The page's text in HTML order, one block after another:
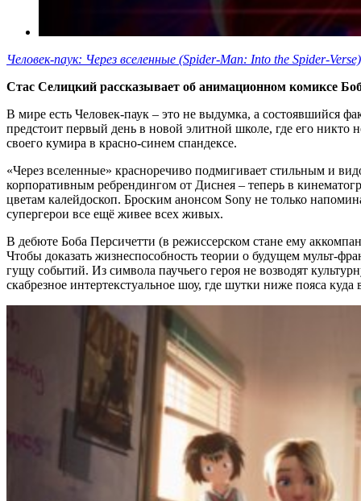
Человек-паук: Через вселенные (Spider-Man: Into the Spider-
Стас Селицкий рассказывает об анимационном комиксе
В мире есть Человек-паук – это не выдумка, а состоявшийся
предстоит первый день в новой элитной школе, где его никто
своего кумира в красно-синем спандексе.
«Через вселенные» красноречиво подмигивает стильным и
корпоративным ребрендингом от Диснея – теперь в
цветам калейдоскоп. Броским анонсом Sony не только
супергерои все ещё живее всех живых.
В дебюте Боба Персичетти (в режиссерском стане ему
Чтобы доказать жизнеспособность теории о будущем мульт-
гущу событий. Из символа паучьего героя не возводят
скабрезное интертекстуальное шоу, где шутки ниже пояса